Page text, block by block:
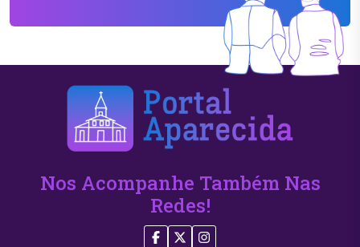
Nos Acompanhe Também Nas
Redes!